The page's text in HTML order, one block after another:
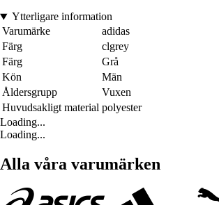
Ytterligare information
Varumärke
adidas
Färg
clgrey
Färg
Grå
Kön
Män
Åldersgrupp
Vuxen
Huvudsakligt material polyester
Loading...
Loading...
Alla våra varumärken